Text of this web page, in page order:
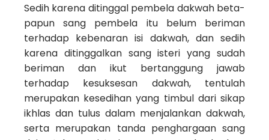
Sedih karena ditinggal pembela dakwah beta­
papun sang pembela itu belum beriman
terhadap kebenaran isi dakwah, dan sedih
karena ditinggalkan sang isteri yang sudah
beriman dan ikut bertanggung jawab
terhadap kesuksesan dakwah, tentulah
merupakan kesedihan yang timbul dari sikap
ikhlas dan tulus dalam menjalankan dakwah,
serta merupakan tanda penghargaan sang